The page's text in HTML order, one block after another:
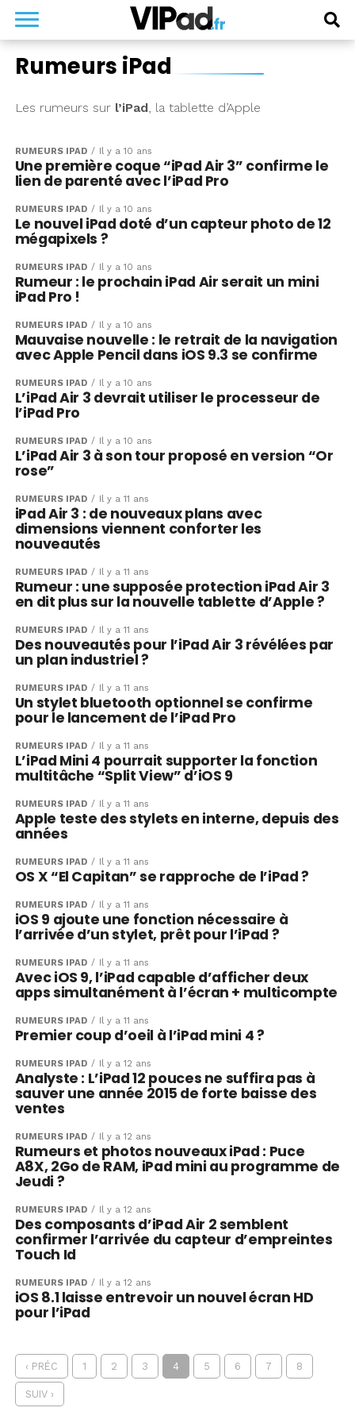
Rumeurs iPad
Les rumeurs sur l’iPad, la tablette d’Apple
RUMEURS IPAD Il y a 10 ans
Une première coque “iPad Air 3” confirme le
lien de parenté avec l’iPad Pro
RUMEURS IPAD Il y a 10 ans
Le nouvel iPad doté d’un capteur photo de 12
mégapixels ?
RUMEURS IPAD Il y a 10 ans
Rumeur : le prochain iPad Air serait un mini
iPad Pro !
RUMEURS IPAD Il y a 10 ans
Mauvaise nouvelle : le retrait de la navigation
avec Apple Pencil dans iOS 9.3 se confirme
RUMEURS IPAD Il y a 10 ans
L’iPad Air 3 devrait utiliser le processeur de
l’iPad Pro
RUMEURS IPAD Il y a 10 ans
L’iPad Air 3 à son tour proposé en version “Or
rose”
RUMEURS IPAD Il y a 11 ans
iPad Air 3 : de nouveaux plans avec
dimensions viennent conforter les
nouveautés
RUMEURS IPAD Il y a 11 ans
Rumeur : une supposée protection iPad Air 3
en dit plus sur la nouvelle tablette d’Apple ?
RUMEURS IPAD Il y a 11 ans
Des nouveautés pour l’iPad Air 3 révélées par
un plan industriel ?
RUMEURS IPAD Il y a 11 ans
Un stylet bluetooth optionnel se confirme
pour le lancement de l’iPad Pro
RUMEURS IPAD Il y a 11 ans
L’iPad Mini 4 pourrait supporter la fonction
multitâche “Split View” d’iOS 9
RUMEURS IPAD Il y a 11 ans
Apple teste des stylets en interne, depuis des
années
RUMEURS IPAD Il y a 11 ans
OS X “El Capitan” se rapproche de l’iPad ?
RUMEURS IPAD Il y a 11 ans
iOS 9 ajoute une fonction nécessaire à
l’arrivée d’un stylet, prêt pour l’iPad ?
RUMEURS IPAD Il y a 11 ans
Avec iOS 9, l’iPad capable d’afficher deux
apps simultanément à l’écran + multicompte
RUMEURS IPAD Il y a 11 ans
Premier coup d’oeil à l’iPad mini 4 ?
RUMEURS IPAD Il y a 12 ans
Analyste : L’iPad 12 pouces ne suffira pas à
sauver une année 2015 de forte baisse des
ventes
RUMEURS IPAD Il y a 12 ans
Rumeurs et photos nouveaux iPad : Puce
A8X, 2Go de RAM, iPad mini au programme de
Jeudi ?
RUMEURS IPAD Il y a 12 ans
Des composants d’iPad Air 2 semblent
confirmer l’arrivée du capteur d’empreintes
Touch Id
RUMEURS IPAD Il y a 12 ans
iOS 8.1 laisse entrevoir un nouvel écran HD
pour l’iPad
‹ PRÉC 1 2 3 4 5 6 7 8
SUIV ›